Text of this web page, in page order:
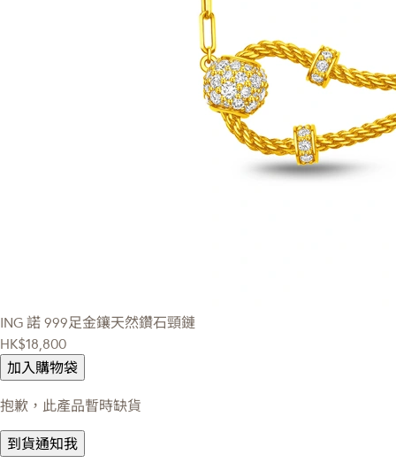
ING 諾 999足金鑲天然鑽石頸鏈
HK$18,800
加入購物袋
抱歉，此產品暫時缺貨
到貨通知我